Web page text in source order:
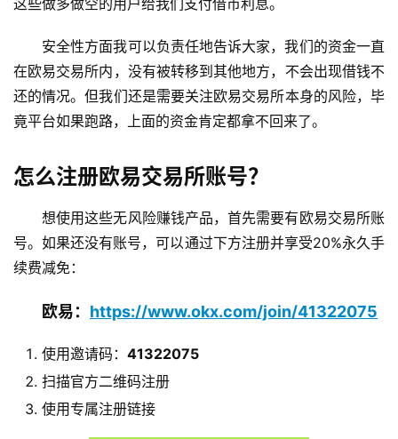
这些做多做空的用户给我们支付借币利息。
安全性方面我可以负责任地告诉大家，我们的资金一直
在欧易交易所内，没有被转移到其他地方，不会出现借钱不
还的情况。但我们还是需要关注欧易交易所本身的风险，毕
竟平台如果跑路，上面的资金肯定都拿不回来了。
怎么注册欧易交易所账号？
想使用这些无风险赚钱产品，首先需要有欧易交易所账
号。如果还没有账号，可以通过下方注册并享受20%永久手
续费减免：
欧易： https://www.okx.com/join/41322075
使用邀请码： 41322075
扫描官方二维码注册
使用专属注册链接